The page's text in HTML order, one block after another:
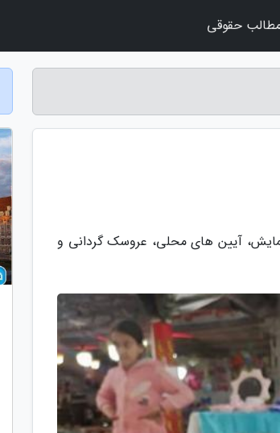
- جشنواره لبخند بهار نوروز 1401 شامل اجرای نمایش، آیین های محلی، عروسک گردانی و
حقوقی